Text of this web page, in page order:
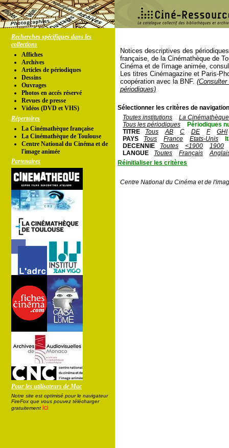
Recherches spécifiques dans les
collections
Affiches
Archives
Articles de périodiques
Dessins
Ouvrages
Photos en accés réservé
Revues de presse
Vidéos (DVD et VHS)
Répertoires
La Cinémathèque française
La Cinémathèque de Toulouse
Centre National du Cinéma et de
l'image animée
Partenaires
Pour les utilisateurs de Mac
Notre site est optimisé pour le navigateur
FireFox que vous pouvez télécharger
gratuitement ici
Notices descriptives des
française, de la Cinémathèque de
Cinéma et de l'image animée,
Les titres Cinémagazine et Paris-
coopération avec la BNF.
périodiques)
Sélectionner les critères de
Toutes institutions
La
Tous les périodiques
Périodiques
TITRE
Tous AB C DE F
GHI
PAYS
Tous France Etats-Unis
DECENNIE
Toutes <1900
1900
LANGUE
Toutes Français
Réinitialiser les critères
Centre National du Cinéma et de